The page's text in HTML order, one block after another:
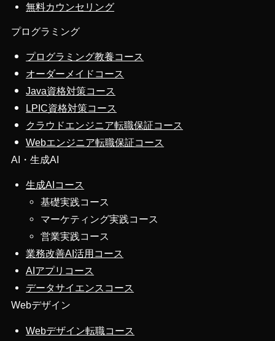
無料カウンセリング
プログラミング
プログラミング教養コース
オーダーメイドコース
Java資格対策コース
LPIC資格対策コース
クラウドエンジニア転職保証コース
Webエンジニア転職保証コース
AI・生成AI
生成AIコース
基礎実践コース
マーケティング実践コース
営業実践コース
業務改善AI活用コース
AIアプリコース
データサイエンスコース
Webデザイン
Webデザイン転職コース